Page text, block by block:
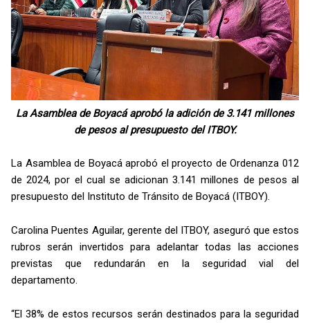
La Asamblea de Boyacá aprobó la adición de 3.141 millones
de pesos al presupuesto del ITBOY.
La Asamblea de Boyacá aprobó el proyecto de Ordenanza 012
de 2024, por el cual se adicionan 3.141 millones de pesos al
presupuesto del Instituto de Tránsito de Boyacá (ITBOY).
Carolina Puentes Aguilar, gerente del ITBOY, aseguró que estos
rubros serán invertidos para adelantar todas las acciones
previstas que redundarán en la seguridad vial del
departamento.
“El 38% de estos recursos serán destinados para la seguridad